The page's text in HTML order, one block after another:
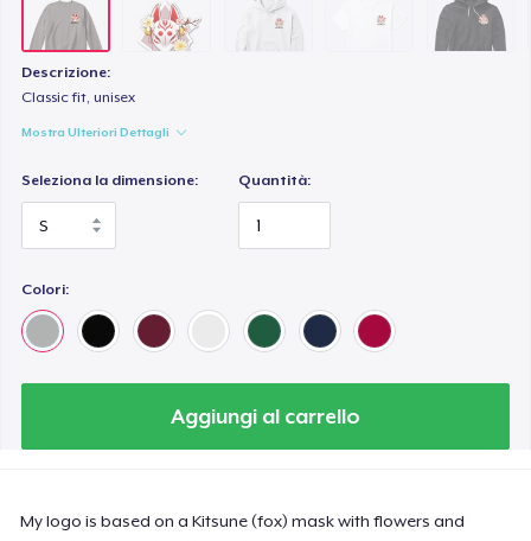
Descrizione:
Classic fit, unisex
Mostra Ulteriori Dettagli
Seleziona la dimensione: Quantità:
Colori:
Aggiungi al carrello
My logo is based on a Kitsune (fox) mask with flowers and
Next Level 3600 | Premium Ring-Spun Cotton T-Shirt
24,99 USD